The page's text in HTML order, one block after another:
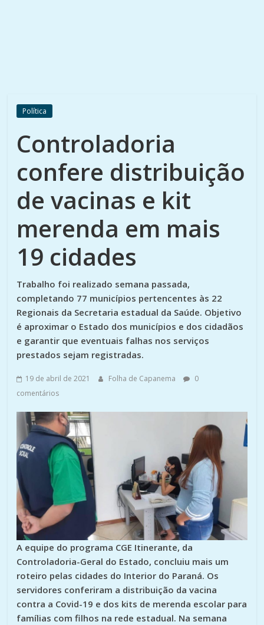
Política
Controladoria
confere distribuição
de vacinas e kit
merenda em mais
19 cidades
Trabalho foi realizado semana passada,
completando 77 municípios pertencentes às 22
Regionais da Secretaria estadual da Saúde. Objetivo
é aproximar o Estado dos municípios e dos cidadãos
e garantir que eventuais falhas nos serviços
prestados sejam registradas.
19 de abril de 2021 Folha de Capanema
0
comentários
A equipe do programa CGE Itinerante, da
Controladoria-Geral do Estado, concluiu mais um
roteiro pelas cidades do Interior do Paraná. Os
servidores conferiram a distribuição da vacina
contra a Covid-19 e dos kits de merenda escolar para
famílias com filhos na rede estadual. Na semana